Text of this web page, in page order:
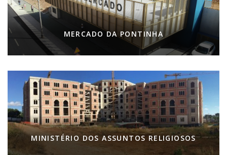
MERCADO DA PONTINHA
MINISTÉRIO DOS ASSUNTOS RELIGIOSOS